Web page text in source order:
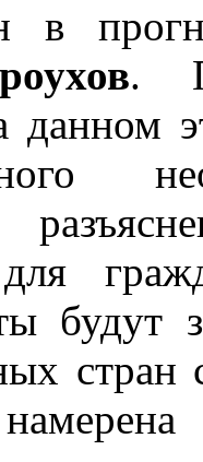
в
.
данном
для
будут
стран